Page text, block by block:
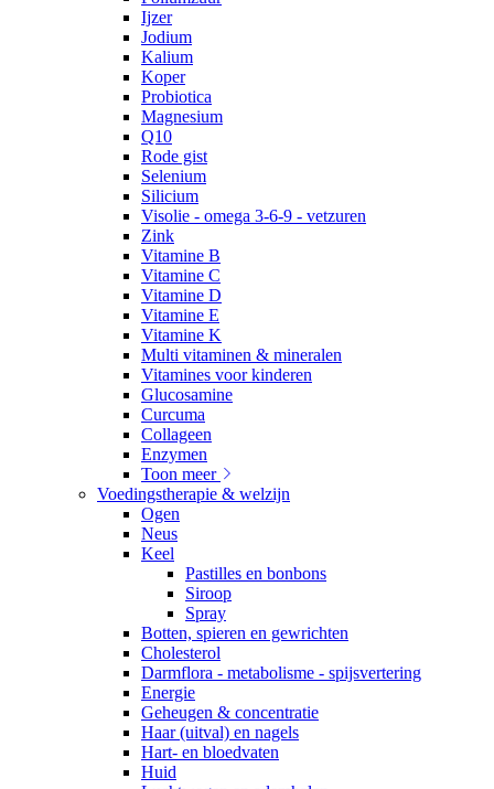
Ijzer
Jodium
Kalium
Koper
Probiotica
Magnesium
Q10
Rode gist
Selenium
Silicium
Visolie - omega 3-6-9 - vetzuren
Zink
Vitamine B
Vitamine C
Vitamine D
Vitamine E
Vitamine K
Multi vitaminen & mineralen
Vitamines voor kinderen
Glucosamine
Curcuma
Collageen
Enzymen
Toon meer
Voedingstherapie & welzijn
Ogen
Neus
Keel
Pastilles en bonbons
Siroop
Spray
Botten, spieren en gewrichten
Cholesterol
Darmflora - metabolisme - spijsvertering
Energie
Geheugen & concentratie
Haar (uitval) en nagels
Hart- en bloedvaten
Huid